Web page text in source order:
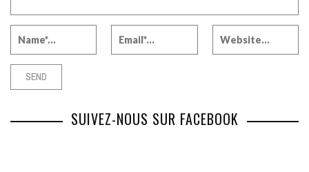
SUIVEZ-NOUS SUR FACEBOOK